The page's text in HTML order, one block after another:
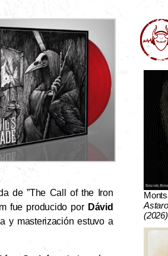
de ”The Call of the Iron
fue producido por Dávid
y masterización estuvo a
(2026)